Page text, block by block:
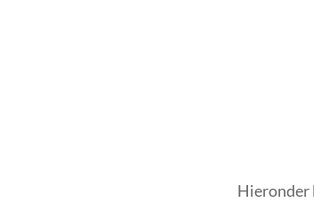
Hieronder